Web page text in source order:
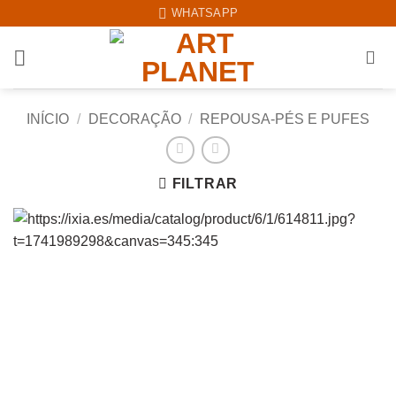
content
WHATSAPP
INÍCIO / DECORAÇÃO / REPOUSA-PÉS E PUFES
FILTRAR